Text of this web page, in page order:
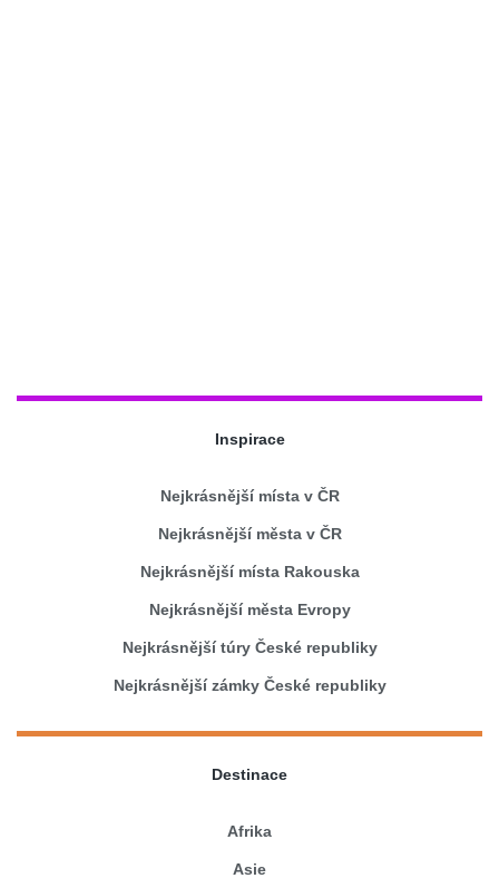
Inspirace
Nejkrásnější místa v ČR
Nejkrásnější města v ČR
Nejkrásnější místa Rakouska
Nejkrásnější města Evropy
Nejkrásnější túry České republiky
Nejkrásnější zámky České republiky
Destinace
Afrika
Asie